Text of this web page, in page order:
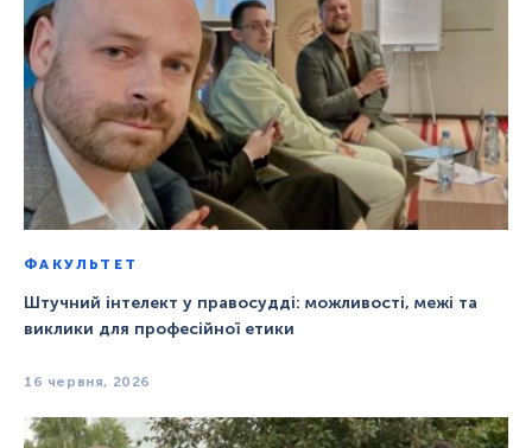
ФАКУЛЬТЕТ
Штучний інтелект у правосудді: можливості, межі та
виклики для професійної етики
16 червня, 2026